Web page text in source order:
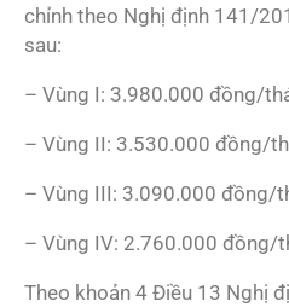
chỉnh theo Nghị định 141/
sau:
– Vùng I: 3.980.000 đồng/
– Vùng II: 3.530.000 đồng/
– Vùng III: 3.090.000 đồng/
– Vùng IV: 2.760.000 đồng/
Theo khoản 4 Điều 13 Nghị